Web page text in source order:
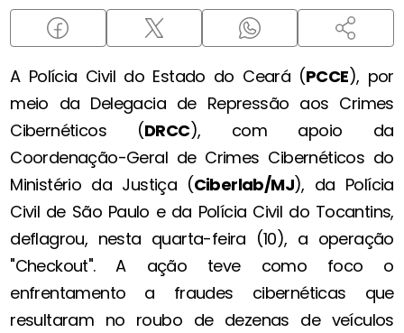
A Polícia Civil do Estado do Ceará (PCCE), por
meio da Delegacia de Repressão aos Crimes
Cibernéticos (DRCC), com apoio da
Coordenação-Geral de Crimes Cibernéticos do
Ministério da Justiça (Ciberlab/MJ), da Polícia
Civil de São Paulo e da Polícia Civil do Tocantins,
deflagrou, nesta quarta-feira (10), a operação
"Checkout". A ação teve como foco o
enfrentamento a fraudes cibernéticas que
resultaram no roubo de dezenas de veículos